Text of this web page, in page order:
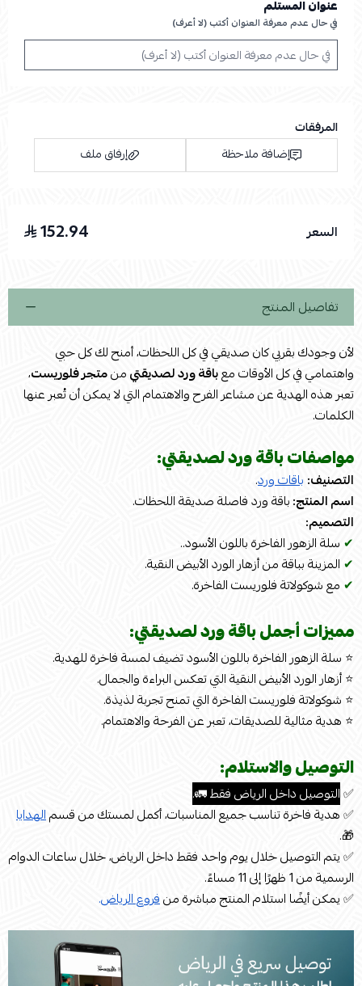
عنوان المستلم
في حال عدم معرفة العنوان أكتب (لا أعرف)
المرفقات
إضافة ملاحظة
إرفاق ملف
السعر 152.94
تفاصيل المنتج
لأن وجودك بقربي كان صديقي في كل اللحظات، أمنح لك كل حبي
واهتمامي في كل الأوقات معباقة ورد لصديقتيمنمتجر فلوريست،
تعبر هذه الهدية عن مشاعر الفرح والاهتمام التي لا يمكن أن تُعبر عنها
الكلمات.
مواصفات باقة ورد لصديقتي:
التصنيف: باقات ورد.
اسم المنتج:باقة ورد فاصلة صديقة اللحظات.
التصميم:
✔ سلة الزهور الفاخرة باللون الأسود..
✔ المزينة بباقة من أزهار الورد الأبيض النقية.
✔ مع شوكولاتة فلوريست الفاخرة.
مميزات أجمل باقة ورد لصديقتي:
⭐ سلة الزهور الفاخرة باللون الأسود تضيف لمسة فاخرة للهدية.
⭐ أزهار الورد الأبيض النقية التي تعكس البراءة والجمال.
⭐ شوكولاتة فلوريست الفاخرة التي تمنح تجربة لذيذة.
⭐ هدية مثالية للصديقات، تعبر عن الفرحة والاهتمام.
التوصيل والاستلام:
✅التوصيل داخل الرياض فقط 🚛.
✅ هدية فاخرة تناسب جميع المناسبات، أكمل لمستك من قسمالهدايا
🎁.
✅ يتم التوصيل خلال يوم واحد فقط داخل الرياض، خلال ساعات الدوام
الرسمية من 1 ظهرًا إلى 11 مساءً.
✅ يمكن أيضًا استلام المنتج مباشرة منفروع الرياض.